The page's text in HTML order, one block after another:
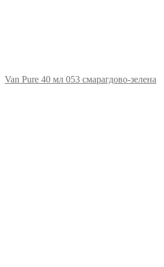
Van Pure 40 мл 053 смарагдово-зелена